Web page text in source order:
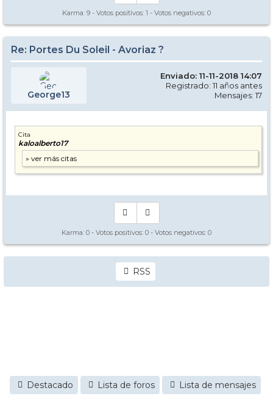
Karma: 9 - Votos positivos: 1 - Votos negativos: 0
Re: Portes Du Soleil - Avoriaz ?
George13
Enviado: 11-11-2018 14:07
Registrado: 11 años antes
Mensajes: 17
Cita
kaloalberto17
Karma: 0 - Votos positivos: 0 - Votos negativos: 0
RSS
Destacado Lista de foros
Lista de mensajes